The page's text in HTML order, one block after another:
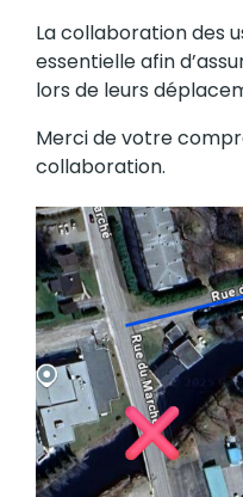
La collaboration des
essentielle afin
lors de leurs
Merci de votre
collaboration.